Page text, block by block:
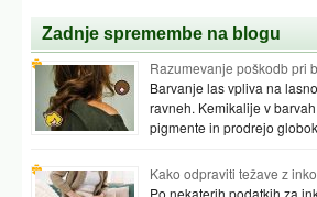
Zadnje spremembe na blogu
Razumevanje poškodb pri
Barvanje las vpliva na
ravneh. Kemikalije v
pigmente in prodrejo
Kako odpraviti težave z